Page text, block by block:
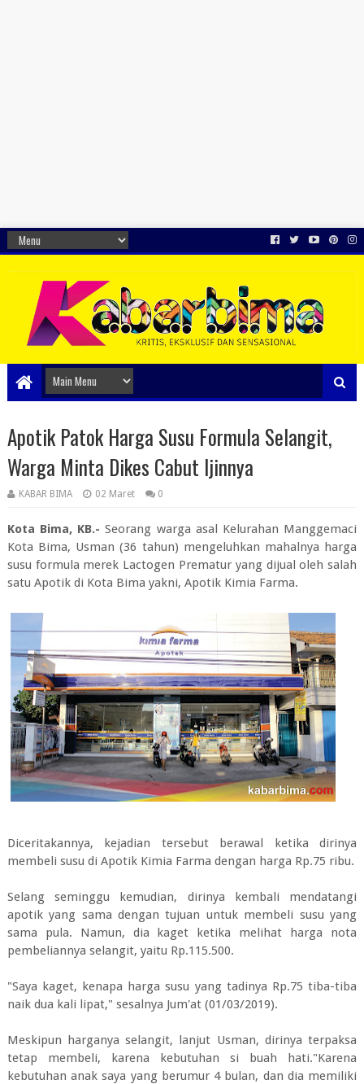
Apotik Patok Harga Susu Formula Selangit,
Warga Minta Dikes Cabut Ijinnya
KABAR BIMA 02 Maret 0
Kota Bima, KB.- Seorang warga asal Kelurahan Manggemaci
Kota Bima, Usman (36 tahun) mengeluhkan mahalnya harga
susu formula merek Lactogen Prematur yang dijual oleh salah
satu Apotik di Kota Bima yakni, Apotik Kimia Farma.
Diceritakannya, kejadian tersebut berawal ketika dirinya
membeli susu di Apotik Kimia Farma dengan harga Rp.75 ribu.
Selang seminggu kemudian, dirinya kembali mendatangi
apotik yang sama dengan tujuan untuk membeli susu yang
sama pula. Namun, dia kaget ketika melihat harga nota
pembeliannya selangit, yaitu Rp.115.500.
"Saya kaget, kenapa harga susu yang tadinya Rp.75 tiba-tiba
naik dua kali lipat," sesalnya Jum'at (01/03/2019).
Meskipun harganya selangit, lanjut Usman, dirinya terpaksa
tetap membeli, karena kebutuhan si buah hati."Karena
kebutuhan anak saya yang berumur 4 bulan, dan dia memiliki